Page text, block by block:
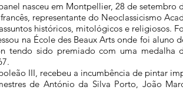
nasceu em Montpellier, 28 de setembro
francês, representante do Neoclassicismo
históricos, mitológicos e religiosos.
na École des Beaux Arts onde foi aluno
tendo sido premiado com uma medalha
.
III, recebeu a incumbência de pintar
de António da Silva Porto, João